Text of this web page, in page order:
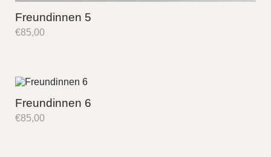
Freundinnen 5
€85,00
Freundinnen 6
€85,00